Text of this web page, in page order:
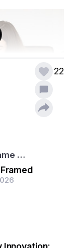
परिस्थिति
खुशी को ध्यान में
है , मूवी देखने
है की माता पिता
22
…